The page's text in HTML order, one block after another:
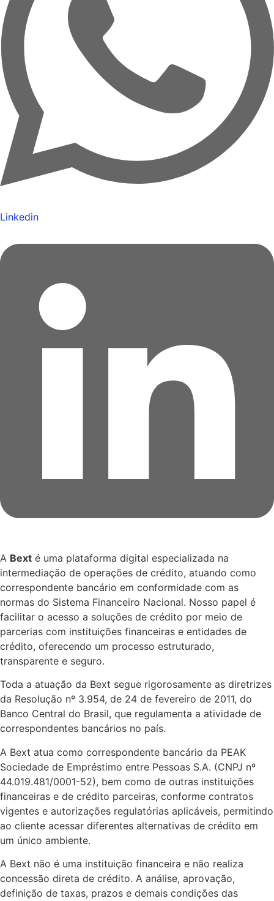
Linkedin
A Bext é uma plataforma digital especializada na
intermediação de operações de crédito, atuando como
correspondente bancário em conformidade com as
normas do Sistema Financeiro Nacional. Nosso papel é
facilitar o acesso a soluções de crédito por meio de
parcerias com instituições financeiras e entidades de
crédito, oferecendo um processo estruturado,
transparente e seguro.
Toda a atuação da Bext segue rigorosamente as diretrizes
da Resolução nº 3.954, de 24 de fevereiro de 2011, do
Banco Central do Brasil, que regulamenta a atividade de
correspondentes bancários no país.
A Bext atua como correspondente bancário da PEAK
Sociedade de Empréstimo entre Pessoas S.A. (CNPJ nº
44.019.481/0001-52), bem como de outras instituições
financeiras e de crédito parceiras, conforme contratos
vigentes e autorizações regulatórias aplicáveis, permitindo
ao cliente acessar diferentes alternativas de crédito em
um único ambiente.
A Bext não é uma instituição financeira e não realiza
concessão direta de crédito. A análise, aprovação,
definição de taxas, prazos e demais condições das